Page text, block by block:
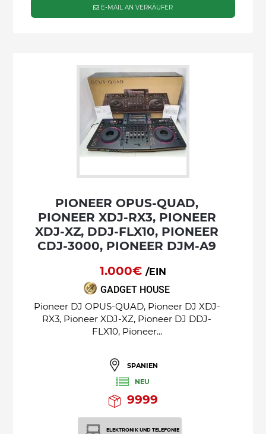
E-MAIL AN VERKÄUFER
PIONEER OPUS-QUAD,
PIONEER XDJ-RX3, PIONEER
XDJ-XZ, DDJ-FLX10, PIONEER
CDJ-3000, PIONEER DJM-A9
1.000€ /EIN
GADGET HOUSE
Pioneer DJ OPUS-QUAD, Pioneer DJ XDJ-
RX3, Pioneer XDJ-XZ, Pioneer DJ DDJ-
FLX10, Pioneer...
SPANIEN
NEU
9999
ELEKTRONIK UND TELEFONIE